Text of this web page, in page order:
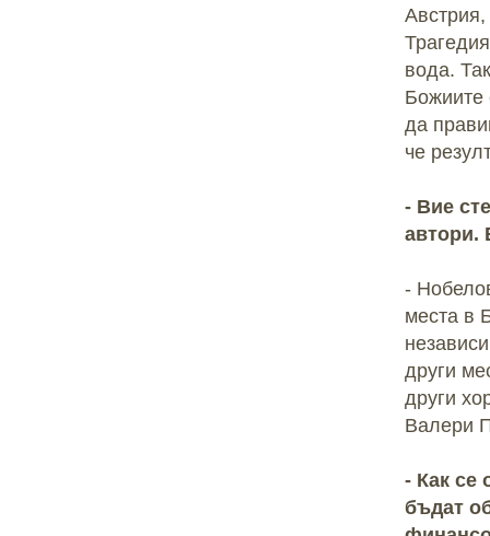
Австрия,
вода.
Божиите
да
че
- Вие
автори.
-
места в
други
други
Валери
- Как се
бъдат